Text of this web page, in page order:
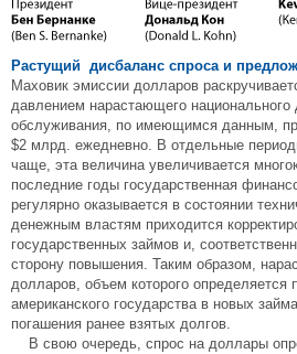
Растущий дисбаланс спроса и
Маховик эмиссии долларов
давлением нарастающего
обслуживания, по имеющимся данным,
$2 млрд. ежедневно. В отдельные
чаще, эта величина увеличивается
последние годы государственная
регулярно оказывается в состоянии
денежным властям приходится
государственных займов и,
сторону повышения. Таким образом,
долларов, объем которого определяется
американского государства в новых
погашения ранее взятых долгов.
В свою очередь, спрос на доллары